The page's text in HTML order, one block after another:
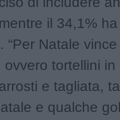
il 34,1%
“Per Natale
ovvero tortellini in
e tagliata,
e qualche